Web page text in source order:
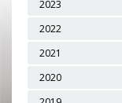
2023
2022
2021
2020